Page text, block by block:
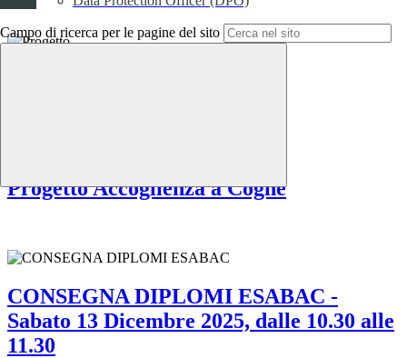
Campo di ricerca per le pagine del sito
Progetto Accoglienza a Cogne
CONSEGNA DIPLOMI ESABAC -
Sabato 13 Dicembre 2025, dalle 10.30 alle
11.30